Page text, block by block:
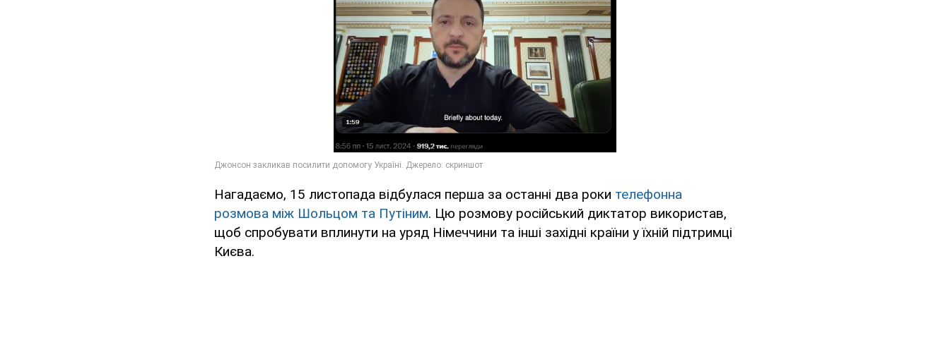
Нагадаємо, 15 листопада відбулася перша за останні два роки телефонна
розмова між Шольцом та Путіним. Цю розмову російський диктатор використав,
щоб спробувати вплинути на уряд Німеччини та інші західні країни у їхній підтримці
Києва.